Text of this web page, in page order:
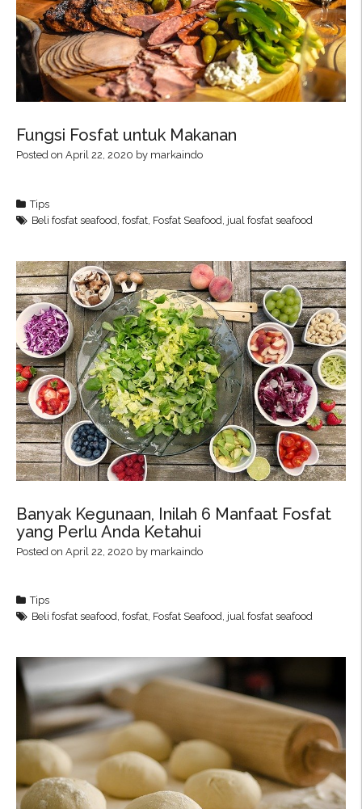
Fungsi Fosfat untuk Makanan
Posted on April 22, 2020 by markaindo
Tips
Beli fosfat seafood fosfat Fosfat Seafood jual fosfat seafood
Banyak Kegunaan, Inilah 6 Manfaat Fosfat
yang Perlu Anda Ketahui
Posted on April 22, 2020 by markaindo
Tips
Beli fosfat seafood fosfat Fosfat Seafood jual fosfat seafood